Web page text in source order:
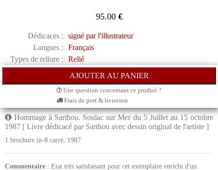
95.00€
Dédicaces :
signé par l'illustrateur
Langues :
Français
Types de reliure :
Relié
Une question concernant ce produit ?
Frais de port & livraison
Hommage à Sarthou. Soulac sur Mer du 5 Juillet au 15 octobre
1987 [ Livre dédicacé par Sarthou avec dessin original de l'artiste ]
1 brochure in-8 carré, 1987
Commentaire : Etat très satisfaisant pour cet exemplaire enrichi d'un